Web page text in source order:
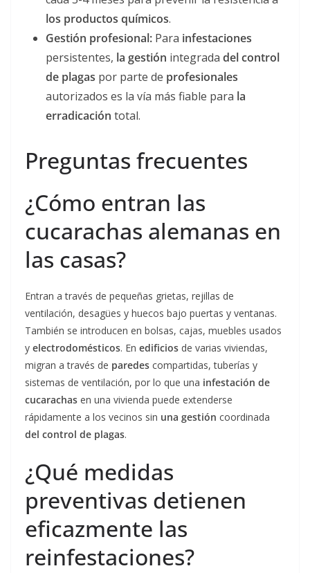
los productos químicos.
Gestión profesional: Para infestaciones
persistentes, la gestión integrada del control
de plagas por parte de profesionales
autorizados es la vía más fiable para la
erradicación total.
Preguntas frecuentes
¿Cómo entran las
cucarachas alemanas en
las casas?
Entran a través de pequeñas grietas, rejillas de
ventilación, desagües y huecos bajo puertas y ventanas.
También se introducen en bolsas, cajas, muebles usados
y electrodomésticos. En edificios de varias viviendas,
migran a través de paredes compartidas, tuberías y
sistemas de ventilación, por lo que una infestación de
cucarachas en una vivienda puede extenderse
rápidamente a los vecinos sin una gestión coordinada
del control de plagas.
¿Qué medidas
preventivas detienen
eficazmente las
reinfestaciones?